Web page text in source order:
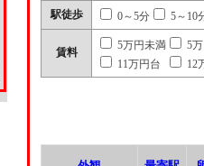
駅徒歩 0～5分 5～10
賃料
5万円未満
5
11万円台
12